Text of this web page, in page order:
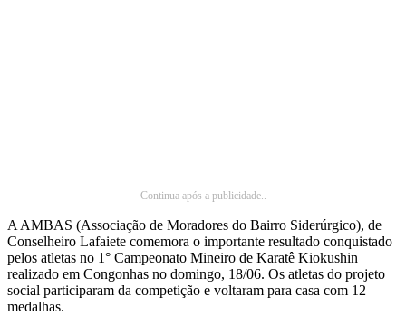
Continua após a publicidade..
A AMBAS (Associação de Moradores do Bairro Siderúrgico), de
Conselheiro Lafaiete comemora o importante resultado conquistado
pelos atletas no 1° Campeonato Mineiro de Karatê Kiokushin
realizado em Congonhas no domingo, 18/06. Os atletas do projeto
social participaram da competição e voltaram para casa com 12
medalhas.